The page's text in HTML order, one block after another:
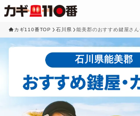
カギ110番TOP 石川県 能美郡のおすすめ鍵屋さん
石川県能美郡